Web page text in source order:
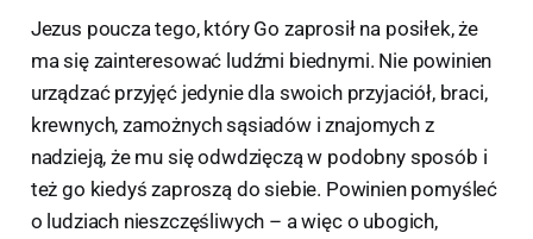
Jezus poucza tego, który Go zaprosił na posiłek, że
ma się zainteresować ludźmi biednymi. Nie powinien
urządzać przyjęć jedynie dla swoich przyjaciół, braci,
krewnych, zamożnych sąsiadów i znajomych z
nadzieją, że mu się odwdzięczą w podobny sposób i
też go kiedyś zaproszą do siebie. Powinien pomyśleć
o ludziach nieszczęśliwych – a więc o ubogich,